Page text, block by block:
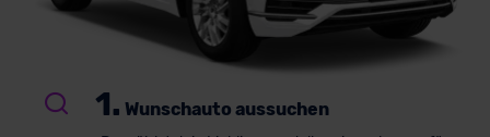
1. Wunschauto aussuchen